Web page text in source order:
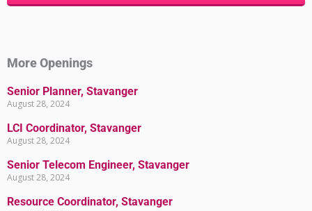
More Openings
Senior Planner, Stavanger
August 28, 2024
LCI Coordinator, Stavanger
August 28, 2024
Senior Telecom Engineer, Stavanger
August 28, 2024
Resource Coordinator, Stavanger